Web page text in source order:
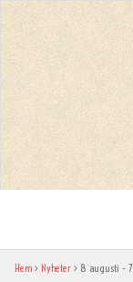
Hem
Hem Nyheter 8 augusti - 7